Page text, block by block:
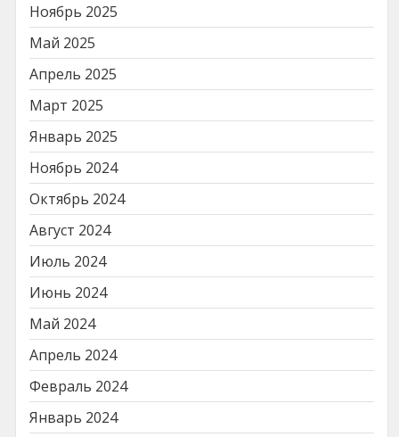
Ноябрь 2025
Май 2025
Апрель 2025
Март 2025
Январь 2025
Ноябрь 2024
Октябрь 2024
Август 2024
Июль 2024
Июнь 2024
Май 2024
Апрель 2024
Февраль 2024
Январь 2024